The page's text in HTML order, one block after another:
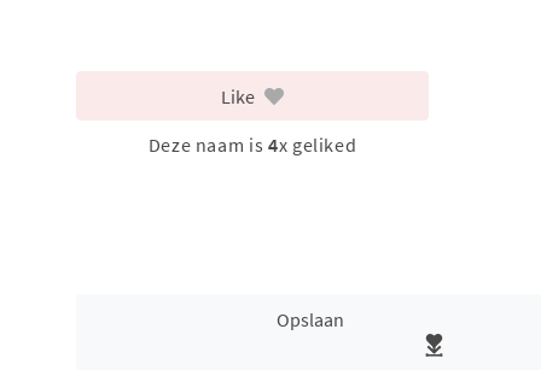
Like
Deze naam is 4x geliked
Opslaan